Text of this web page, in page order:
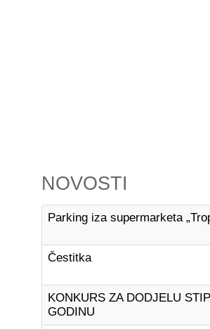
NOVOSTI
Parking iza supermarketa
Čestitka
KONKURS ZA DODJELU
GODINU